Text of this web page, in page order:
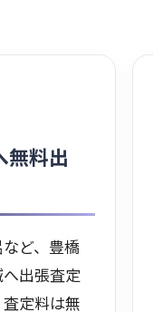
無料出
ど、豊橋
出張査定
定料は無